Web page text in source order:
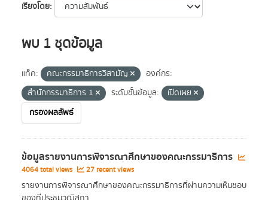
เรียงโดย
พบ 1 ชุดข้อมูล
แท็ค: คณะกรรมาธิการวิสามัญ
องค์กร:
สำนักกรรมาธิการ 1
ระดับชั้นข้อมูล:
เปิดเผย
กรองผลลัพธ์
ข้อมูลรายงานการพิจารณาศึกษาของคณะกรรมาธิการ
4064 total views 27 recent views
รายงานการพิจารณาศึกษาของคณะกรรมาธิการที่ผ่านความเห็นชอบ